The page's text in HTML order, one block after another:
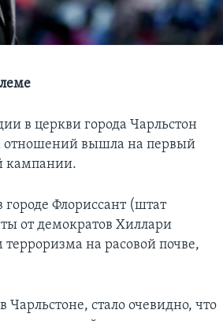
в церкви города Чарльстон
вышла на первый
кампании.
Флориссант (штат
от демократов Хиллари
на расовой почве,
Чарльстоне, стало очевидно, что